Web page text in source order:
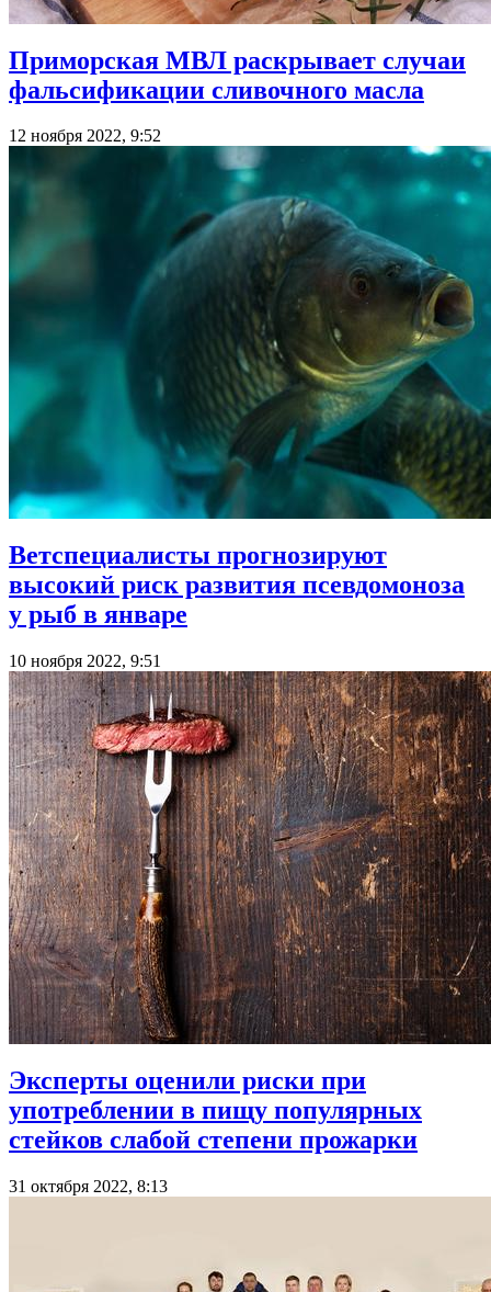
Приморская МВЛ раскрывает случаи
фальсификации сливочного масла
12 ноября 2022, 9:52
Ветспециалисты прогнозируют
высокий риск развития псевдомоноза
у рыб в январе
10 ноября 2022, 9:51
Эксперты оценили риски при
употреблении в пищу популярных
стейков слабой степени прожарки
31 октября 2022, 8:13